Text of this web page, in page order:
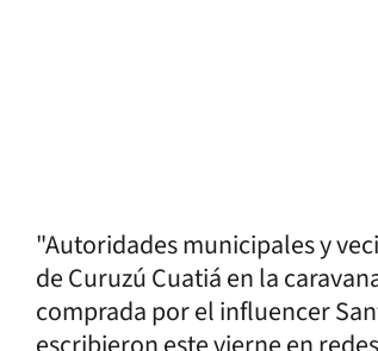
"Autoridades municipales y
de Curuzú Cuatiá en la
comprada por el influencer